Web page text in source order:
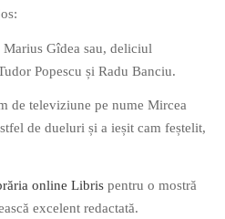
Gîdea sau, deliciul
Popescu și Radu Banciu.
de televiziune pe nume Mircea
de dueluri și a ieșit cam feștelit,
online Libris pentru o mostră
excelent redactată.